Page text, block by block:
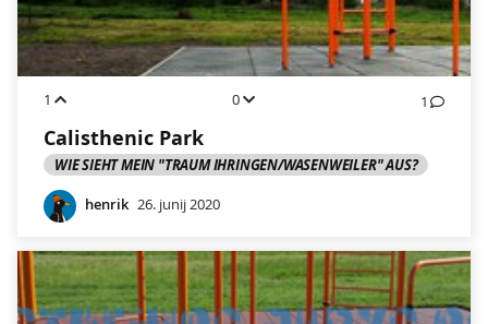
1 0 1
Calisthenic Park
WIE SIEHT MEIN "TRAUM IHRINGEN/WASENWEILER" AUS?
henrik 26. junij 2020